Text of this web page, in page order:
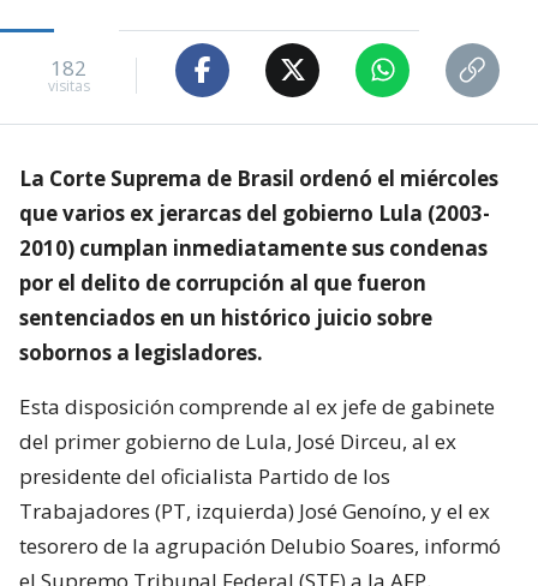
182
visitas
La Corte Suprema de Brasil ordenó el miércoles
que varios ex jerarcas del gobierno Lula (2003-
2010) cumplan inmediatamente sus condenas
por el delito de corrupción al que fueron
sentenciados en un histórico juicio sobre
sobornos a legisladores.
Esta disposición comprende al ex jefe de gabinete
del primer gobierno de Lula, José Dirceu, al ex
presidente del oficialista Partido de los
Trabajadores (PT, izquierda) José Genoíno, y el ex
tesorero de la agrupación Delubio Soares, informó
el Supremo Tribunal Federal (STF) a la AFP.